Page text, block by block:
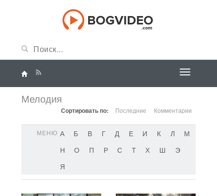
Мелодия
Сортировать по: Последние Комментарии
МЕНЮ А Б В Г Д Е И К Л
М
Н
О П Р С Т Х Ш
Э
Я